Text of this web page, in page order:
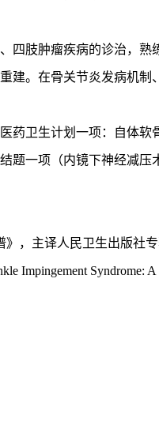
四肢肿瘤疾病的诊治，熟
建。在骨关节炎发病机制
药卫生计划一项：自体软
题一项（内镜下神经减压
》，主译人民卫生出版社
Impingement Syndrome: A